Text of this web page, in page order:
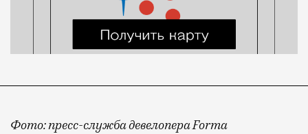
Фото: пресс-служба девелопера Forma